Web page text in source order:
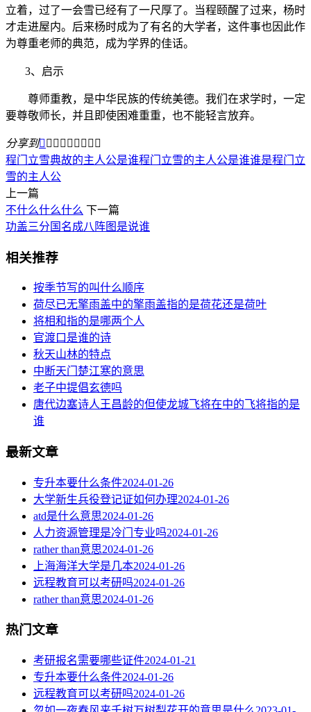
立着，过了一会雪已经有了一尺厚了。当程颐醒了过来，杨时
才走进屋内。后来杨时成为了有名的大学者，这件事也因此作
为尊重老师的典范，成为学界的佳话。
3、启示
尊师重教，是中华民族的传统美德。我们在求学时，一定
要尊敬师长，并且即使困难重重，也不能轻言放弃。
分享到        
程门立雪典故的主人公是谁程门立雪的主人公是谁谁是程门立
雪的主人公
上一篇
不什么什么什么 下一篇
功盖三分国名成八阵图是说谁
相关推荐
按季节写的叫什么顺序
荷尽已无擎雨盖中的擎雨盖指的是荷花还是荷叶
将相和指的是哪两个人
官渡口是谁的诗
秋天山林的特点
中断天门楚江寒的意思
老子中提倡玄德吗
唐代边塞诗人王昌龄的但使龙城飞将在中的飞将指的是
谁
最新文章
专升本要什么条件2024-01-26
大学新生兵役登记证如何办理2024-01-26
atd是什么意思2024-01-26
人力资源管理是冷门专业吗2024-01-26
rather than意思2024-01-26
上海海洋大学是几本2024-01-26
远程教育可以考研吗2024-01-26
rather than意思2024-01-26
热门文章
考研报名需要哪些证件2024-01-21
专升本要什么条件2024-01-26
远程教育可以考研吗2024-01-26